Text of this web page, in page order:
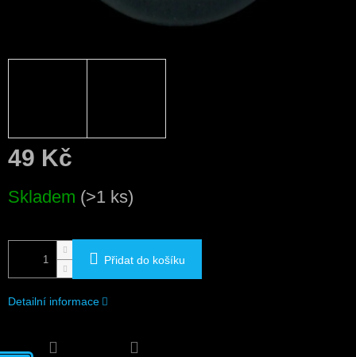
49 Kč
cena:
Skladem (>1 ks)
Přidat do košíku
Detailní informace